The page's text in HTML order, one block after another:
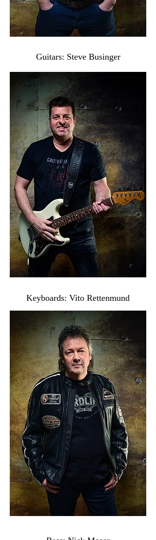
Guitars: Steve Businger
Keyboards: Vito Rettenmund